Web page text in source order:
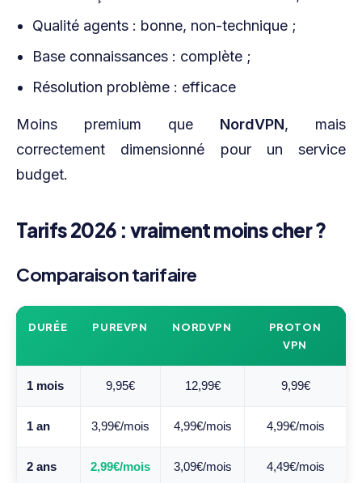
Qualité agents : bonne, non-technique ;
Base connaissances : complète ;
Résolution problème : efficace
Moins premium que NordVPN, mais
correctement dimensionné pour un service
budget.
Tarifs 2026 : vraiment moins cher ?
Comparaison tarifaire
DURÉE PUREVPN NORDVPN
PROTON
VPN
1 mois 9,95€ 12,99€ 9,99€
1 an 3,99€/mois 4,99€/mois 4,99€/mois
2 ans 2,99€/mois 3,09€/mois 4,49€/mois